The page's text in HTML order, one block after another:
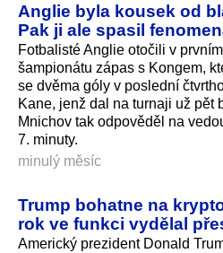
Anglie byla kousek od
Pak ji ale spasil
Fotbalisté Anglie otočili v
šampionátu zápas s Kongem,
se dvěma góly v poslední
Kane, jenž dal na turnaji už pět
Mnichov tak odpověděl na
7. minuty.
minulý měsíc
Trump bohatne na
rok ve funkci vydělal
Americký prezident Donald